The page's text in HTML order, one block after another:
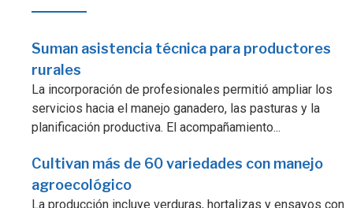
Suman asistencia técnica para productores
rurales
La incorporación de profesionales permitió ampliar los
servicios hacia el manejo ganadero, las pasturas y la
planificación productiva. El acompañamiento...
Cultivan más de 60 variedades con manejo
agroecológico
La producción incluye verduras, hortalizas y ensayos con